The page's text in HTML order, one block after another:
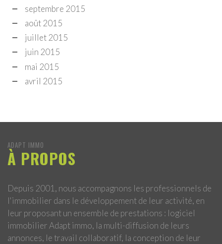
septembre 2015
août 2015
juillet 2015
juin 2015
mai 2015
avril 2015
ADAPT IMMO
À PROPOS
Depuis 2001, nous accompagnons les professionnels de
l'immobilier dans le développement de leur activité, en
leur proposant un ensemble de prestations : logiciel
immobilier Adapt immo, la multi-diffusion de leurs
annonces, le travail collaboratif, la conception de leur